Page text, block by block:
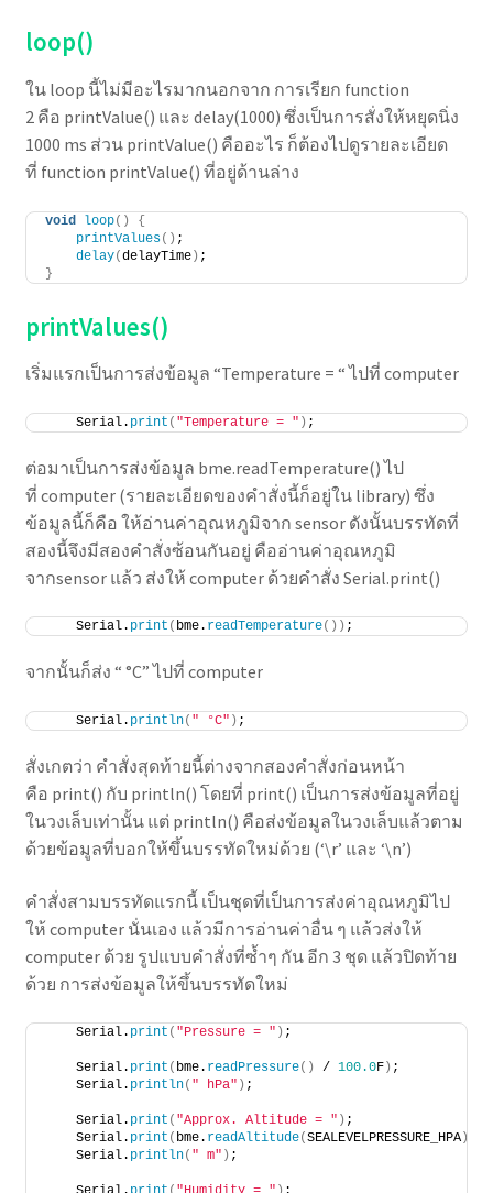
loop()
ใน loop นี้ไม่มีอะไรมากนอกจาก การเรียก function
2 คือ printValue() และ delay(1000) ซึ่งเป็นการสั่งให้หยุดนิ่ง
1000 ms ส่วน printValue() คืออะไร ก็ต้องไปดูรายละเอียด
ที่ function printValue() ที่อยู่ด้านล่าง
void loop()
{
printValues() ;
delay(delayTime) ;
}
printValues()
เริ่มแรกเป็นการส่งข้อมูล “Temperature = “ ไปที่ computer
    Serial.
print ( "Temperature = " ) ;
ต่อมาเป็นการส่งข้อมูล bme.readTemperature() ไป
ที่ computer (รายละเอียดของคำสั่งนี้ก็อยู่ใน library) ซึ่ง
ข้อมูลนี้ก็คือ ให้อ่านค่าอุณหภูมิจาก sensor ดังนั้นบรรทัดที่
สองนี้จึงมีสองคำสั่งซ้อนกันอยู่ คืออ่านค่าอุณหภูมิ
จากsensor แล้ว ส่งให้ computer ด้วยคำสั่ง Serial.print()
    Serial.
print ( bme. readTemperature()) ;
จากนั้นก็ส่ง “ °C” ไปที่ computer
    Serial.
println( " °C" ) ;
สั่งเกตว่า คำสั่งสุดท้ายนี้ต่างจากสองคำสั่งก่อนหน้า
คือ print() กับ println() โดยที่ print() เป็นการส่งข้อมูลที่อยู่
ในวงเล็บเท่านั้น แต่ println() คือส่งข้อมูลในวงเล็บแล้วตาม
ด้วยข้อมูลที่บอกให้ขึ้นบรรทัดใหม่ด้วย (‘\r’ และ ‘\n’)
คำสั่งสามบรรทัดแรกนี้ เป็นชุดที่เป็นการส่งค่าอุณหภูมิไป
ให้ computer นั่นเอง แล้วมีการอ่านค่าอื่น ๆ แล้วส่งให้
computer ด้วย รูปแบบคำสั่งที่ซ้ำๆ กัน อีก 3 ชุด แล้วปิดท้าย
ด้วย การส่งข้อมูลให้ขึ้นบรรทัดใหม่
    Serial.
print ( "Pressure = " ) ;
    Serial.
print ( bme. readPressure() / 100.0F) ;
    Serial.
println( " hPa" ) ;
    Serial.
print ( "Approx. Altitude = " ) ;
    Serial.
print ( bme. readAltitude(SEALEVELPRESSURE_HPA))
    Serial.
println( " m" ) ;